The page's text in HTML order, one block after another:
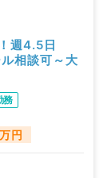
週4.5日
相談可～大
務
円